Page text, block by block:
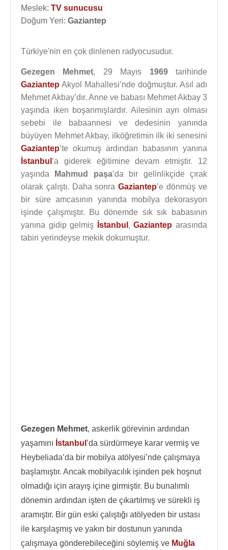
Meslek: TV sunucusu
Doğum Yeri: Gaziantep
Türkiye'nin en çok dinlenen radyocusudur.
Gezegen Mehmet, 29 Mayıs 1969tarihinde
Gaziantep Akyol Mahallesi’nde doğmuştur. Asıl adı
Mehmet Akbay’dır. Anne ve babası Mehmet Akbay 3
yaşında iken boşanmışlardır. Ailesinin ayrı olması
sebebi ile babaannesi ve dedesinin yanında
büyüyen Mehmet Akbay, ilköğretimin ilk iki senesini
Gaziantep’te okumuş ardından babasının yanına
İstanbul ’a giderek eğitimine devam etmiştir. 12
yaşında
Mahmud paşa’da bir gelinlikçide çırak
olarak çalıştı. Daha sonraGaziantep’e dönmüş ve
bir süre amcasının yanında mobilya dekorasyon
işinde çalışmıştır. Bu dönemde sık sık babasının
yanına gidip gelmiş
İstanbul ,Gaziantep arasında
tabiri yerindeyse mekik dokumuştur.
Gezegen Mehmet, askerlik görevinin ardından
yaşamını İstanbul ’da sürdürmeye karar vermiş ve
Heybeliada’da bir mobilya atölyesi’nde çalışmaya
başlamıştır. Ancak mobilyacılık işinden pek hoşnut
olmadığı için arayış içine girmiştir. Bu bunalımlı
dönemin ardından işten de çıkartılmış ve sürekli iş
aramıştır. Bir gün eski çalıştığı atölyeden bir ustası
ile karşılaşmış ve yakın bir dostunun yanında
çalışmaya gönderebileceğini söylemiş ve Muğla